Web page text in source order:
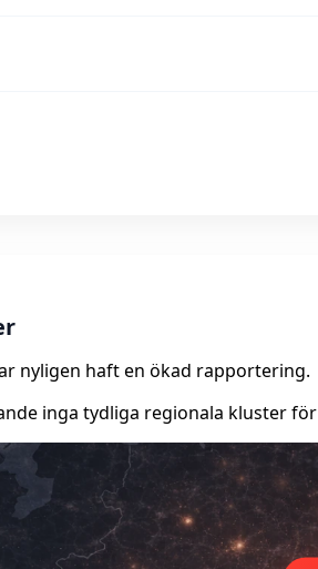
nyligen haft en ökad rapportering.
inga tydliga regionala kluster för